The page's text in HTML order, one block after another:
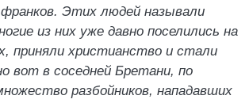
Этих людей называли
из них уже давно поселились на
приняли христианство и стали
вот в соседней Бретани, по
разбойников, нападавших